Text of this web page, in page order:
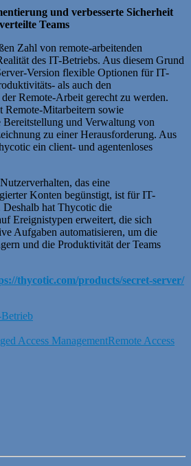
und verbesserte Sicherheit
Teams
Zahl von remote-arbeitenden
des IT-Betriebs. Aus diesem Grund
Version flexible Optionen für IT-
als auch den
Remote-Arbeit gerecht zu werden.
Remote-Mitarbeitern sowie
und Verwaltung von
zu einer Herausforderung. Aus
ein client- und agentenloses
das eine
Konten begünstigt, ist für IT-
hat Thycotic die
Ereignistypen erweitert, die sich
Aufgaben automatisieren, um die
und die Produktivität der Teams
thycotic.com/products/secret-server/
Access ManagementRemote Access